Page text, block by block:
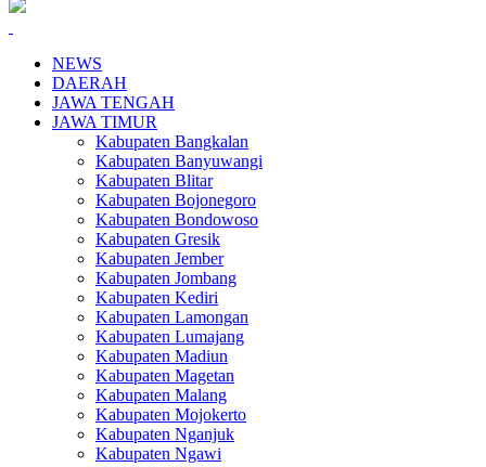
NEWS
DAERAH
JAWA TENGAH
JAWA TIMUR
Kabupaten Bangkalan
Kabupaten Banyuwangi
Kabupaten Blitar
Kabupaten Bojonegoro
Kabupaten Bondowoso
Kabupaten Gresik
Kabupaten Jember
Kabupaten Jombang
Kabupaten Kediri
Kabupaten Lamongan
Kabupaten Lumajang
Kabupaten Madiun
Kabupaten Magetan
Kabupaten Malang
Kabupaten Mojokerto
Kabupaten Nganjuk
Kabupaten Ngawi